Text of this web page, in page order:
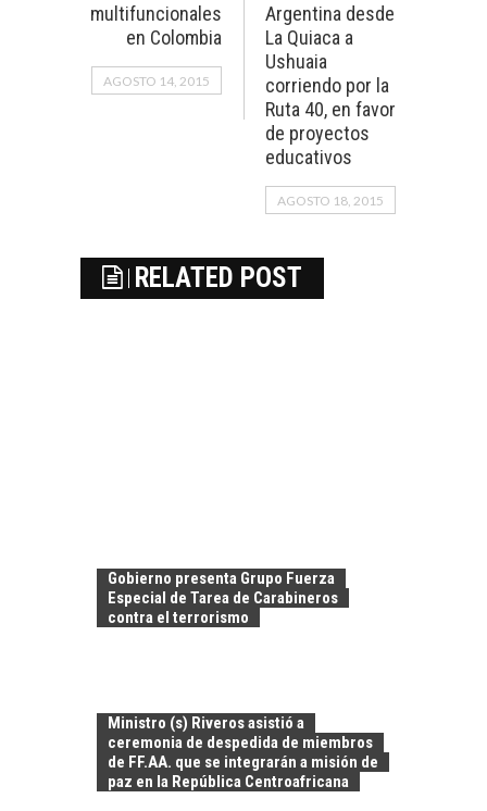
multifuncionales
en Colombia
AGOSTO 14, 2015
Argentina desde
La Quiaca a
Ushuaia
corriendo por la
Ruta 40, en favor
de proyectos
educativos
AGOSTO 18, 2015
RELATED POST
Gobierno presenta Grupo Fuerza
Especial de Tarea de Carabineros
contra el terrorismo
Ministro (s) Riveros asistió a
ceremonia de despedida de miembros
de FF.AA. que se integrarán a misión de
paz en la República Centroafricana